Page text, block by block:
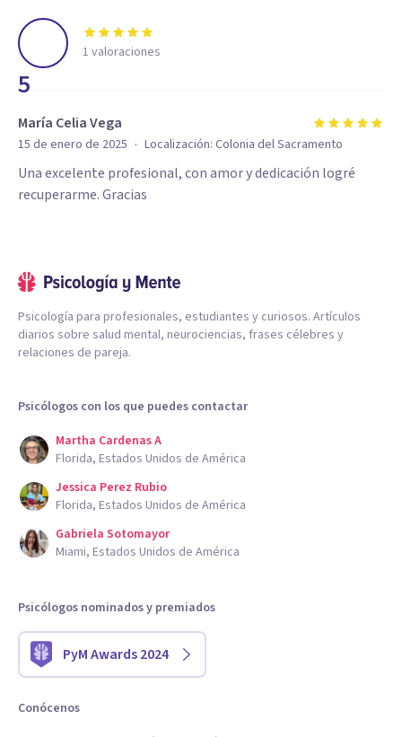
5
1 valoraciones
María Celia Vega
15 de enero de 2025 · Localización: Colonia del Sacramento
Una excelente profesional, con amor y dedicación logré
recuperarme. Gracias
Psicología para profesionales, estudiantes y curiosos. Artículos
diarios sobre salud mental, neurociencias, frases célebres y
relaciones de pareja.
Psicólogos con los que puedes contactar
Martha Cardenas A
Florida, Estados Unidos de América
Jessica Perez Rubio
Florida, Estados Unidos de América
Gabriela Sotomayor
Miami, Estados Unidos de América
Psicólogos nominados y premiados
PyM Awards 2024
Conócenos